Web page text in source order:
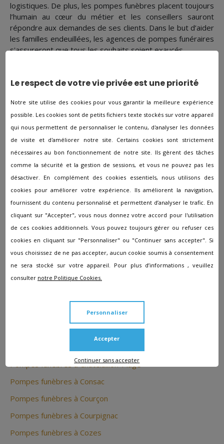
logistiques. De plus, les pompes funèbres placent toujours
l’humain au cœur du métier et les conseillers sauront
répondre aux demandes de ses clients. Dans le but d’aider
les familles endeuillées, les agences de pompes funéraires
s'assureront que tous les souhaits soient exaucés.
Les autres agences à proximité
de Chevanceaux
Pompes funèbres à Aigrefeuille-d'Aunis
Pompes funèbres à Archiac
Pompes funèbres à Arvert
Pompes funèbres à Aulnay
Pompes funèbres à Avy
Pompes funèbres à Aytré
Pompes funèbres à Beauvais-sur-Matha
Pompes funèbres à Blanzac-Les-Matha
Pompes funèbres à Bourcefranc-le-Chapus
Pompes funèbres à Chamouillac
Pompes funèbres à Châtelaillon-Plage
Pompes funèbres à Consac
Pompes funèbres à Courçon
Pompes funèbres à Courpignac
Pompes funèbres à Cozes
Le respect de votre vie privée est une priorité
Notre site utilise des cookies pour vous garantir la meilleure expérience
possible. Les cookies sont de petits fichiers texte stockés sur votre appareil
qui nous permettent de personnaliser le contenu, d'analyser les données
de visite et d'améliorer notre site. Certains cookies sont strictement
nécessaires au bon fonctionnement de notre site. Ils gèrent des tâches
comme la sécurité et la gestion de sessions, et vous ne pouvez pas les
désactiver. En complément des cookies essentiels, nous utilisons des
cookies pour améliorer votre expérience. Ils améliorent la navigation,
fournissent du contenu personnalisé et permettent d’analyser le trafic. En
cliquant sur "Accepter", vous nous donnez votre accord pour l'utilisation
de ces cookies additionnels. Vous pouvez toujours gérer ou refuser ces
cookies en cliquant sur "Personnaliser" ou "Continuer sans accepter". Si
vous choisissez de ne pas accepter, aucun cookie soumis à consentement
ne sera stocké sur votre appareil. Pour plus d’informations , veuillez
consulter notre Politique Cookies.
Continuer sans accepter
Personnaliser
Accepter